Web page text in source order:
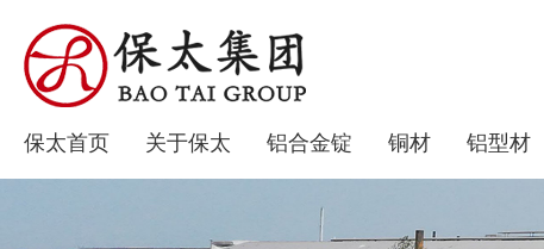
保太首页 关于保太 铝合金锭 铜材 铝型材